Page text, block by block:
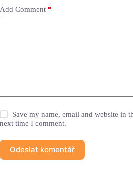
Add Comment *
Save my name, email and website in
next time I comment.
Odeslat komentář